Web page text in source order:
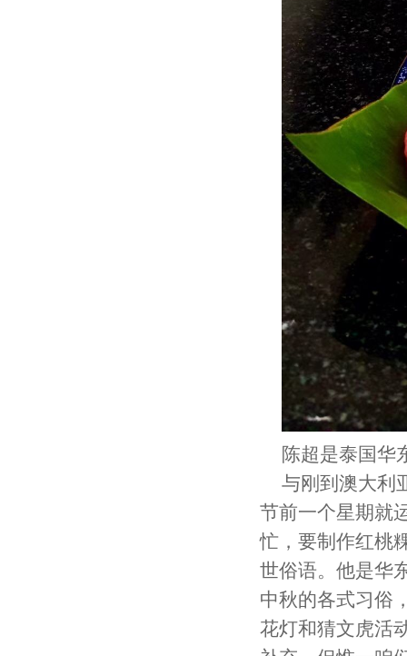
陈超是泰国华
与刚到澳大利
节前一个星期就
忙，要制作红桃
世俗语。他是华
中秋的各式习俗
花灯和猜文虎活